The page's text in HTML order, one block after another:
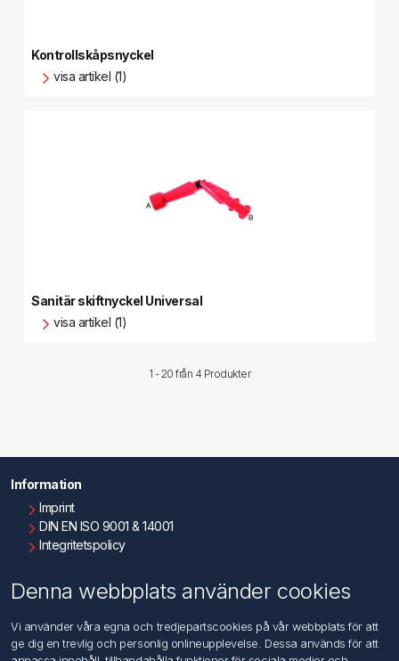
Kontrollskåpsnyckel
visa artikel (1)
Sanitär skiftnyckel Universal
visa artikel (1)
1 - 20 från 4 Produkter
Information
Imprint
DIN EN ISO 9001 & 14001
Integritetspolicy
Kontakta oss
Kundtjänst
Denna webbplats använder cookies
Vi använder våra egna och tredjepartscookies på vår webbplats för att
ge dig en trevlig och personlig onlineupplevelse. Dessa används för att